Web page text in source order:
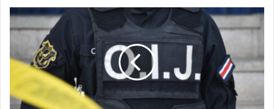
Muere
taxista
Guácimo
de
Pococí
producto
de